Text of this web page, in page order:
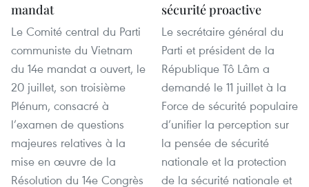
mandat
Le Comité central du Parti
communiste du Vietnam
du 14e mandat a ouvert, le
20 juillet, son troisième
Plénum, consacré à
l’examen de questions
majeures relatives à la
mise en œuvre de la
Résolution du 14e Congrès
sécurité proactive
Le secrétaire général du
Parti et président de la
République Tô Lâm a
demandé le 11 juillet à la
Force de sécurité populaire
d’unifier la perception sur
la pensée de sécurité
nationale et la protection
de la sécurité nationale et